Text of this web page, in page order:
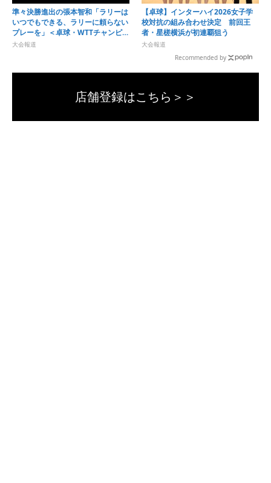
準々決勝進出の張本智和「ラリーは
いつでもできる、ラリーに頼らない
プレーを」＜卓球・WTTチャンピオ
ンズ横浜2026＞
大会報道
【卓球】インターハイ2026女子学
校対抗の組み合わせ決定 前回王
者・星槎横浜が初連覇狙う
大会報道
Recommended by
店舗登録はこちら＞＞